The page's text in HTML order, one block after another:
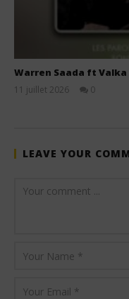
Warren Saada ft Valka
11 juillet 2026
0
LEAVE YOUR